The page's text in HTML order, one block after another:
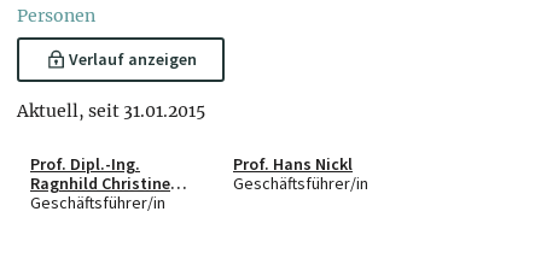
Personen
Verlauf anzeigen
Aktuell, seit 31.01.2015
Prof. Dipl.-Ing.
Ragnhild Christine
Nickl-Weller
Geschäftsführer/in
Prof. Hans Nickl
Geschäftsführer/in